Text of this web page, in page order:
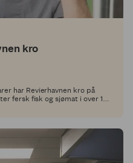
kro
har Revierhavnen kro på
fersk fisk og sjømat i over 100